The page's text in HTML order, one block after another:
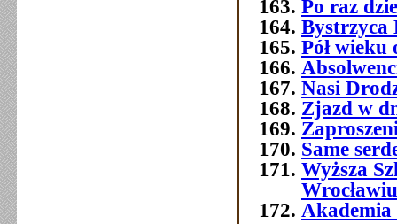
Po raz
Bystrzyca
Pół
Nasi
Zjazd w
Same
Wyższa
Wrocławiu